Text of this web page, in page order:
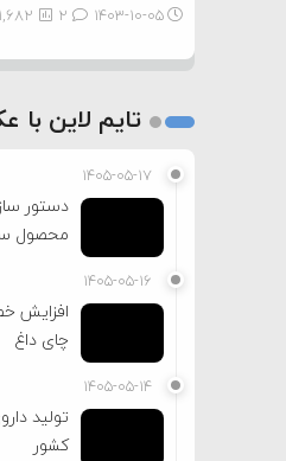
۱۴۰۳-۱۰-۰۵ 1,682
تایم لاین
۱۴۰۵-۰۵-۱۷
محصول
۱۴۰۵-۰۵-۱۶
افزایش
چای داغ
۱۴۰۵-۰۵-۱۴
تولید
کشور